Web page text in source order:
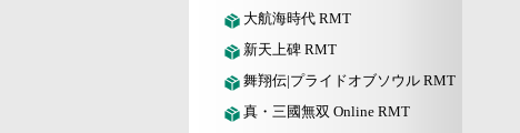
大航海時代 RMT
新天上碑 RMT
舞翔伝|プライドオブソウル RMT
真・三國無双 Online RMT